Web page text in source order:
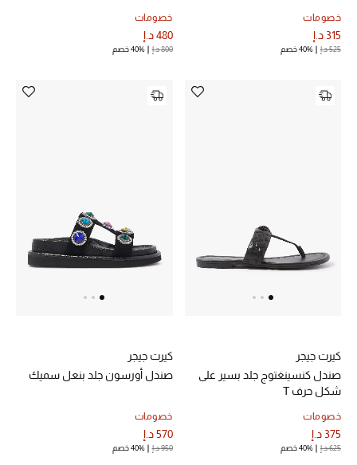
الموسم الجديد
الرجال
مستلزمات المنزل
المجوهرات
خصومات
315 د.إ
525 د.إ 40% خصم
خصومات
480 د.إ
800 د.إ 40% خصم
كيرت جيجر
صندل كنسينغتوج جلد بسير على
شكل حرف T
خصومات
375 د.إ
625 د.إ 40% خصم
كيرت جيجر
صندل أورسون جلد بنعل سميك
خصومات
570 د.إ
950 د.إ 40% خصم